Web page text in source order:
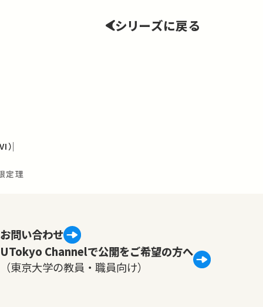
シリーズに戻る
）
定理
お問い合わせ
UTokyo Channelで公開をご希望の方へ
（東京大学の教員・職員向け）